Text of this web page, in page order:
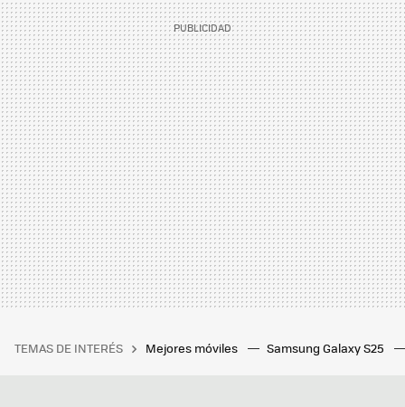
TEMAS DE INTERÉS Mejores móviles Samsung Galaxy S25